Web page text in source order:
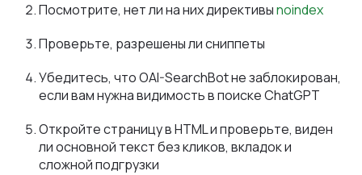
Посмотрите, нет ли на них директивыnoindex
Проверьте, разрешены ли сниппеты
Убедитесь, что OAI-SearchBot не заблокирован,
если вам нужна видимость в поиске ChatGPT
Откройте страницу в HTML и проверьте, виден
ли основной текст без кликов, вкладок и
сложной подгрузки